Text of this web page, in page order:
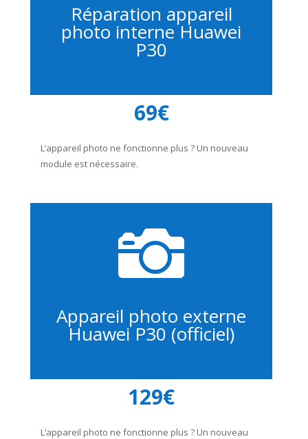
Réparation appareil
photo interne Huawei
P30
69€
L’appareil photo ne fonctionne plus ? Un nouveau
module est nécessaire.

Appareil photo externe
Huawei P30 (officiel)
129€
L’appareil photo ne fonctionne plus ? Un nouveau